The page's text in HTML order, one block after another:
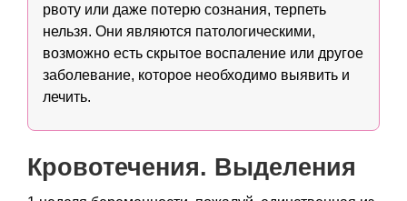
рвоту или даже потерю сознания, терпеть
нельзя. Они являются патологическими,
возможно есть скрытое воспаление или другое
заболевание, которое необходимо выявить и
лечить.
Кровотечения. Выделения